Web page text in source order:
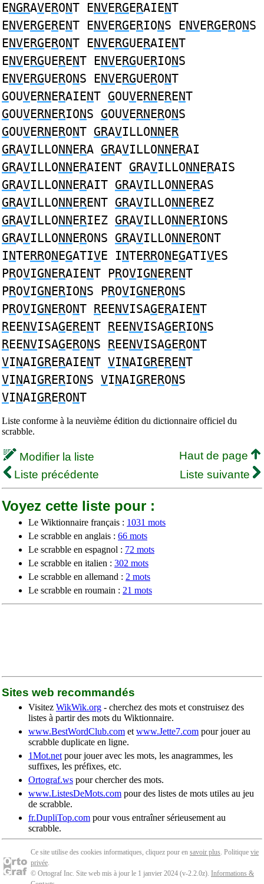
ENGRAVERONT ENVERGERAIENT
ENVERGERENT ENVERGERIONS ENVERGERONS
ENVERGERONT ENVERGUERAIENT
ENVERGUERENT ENVERGUERIONS
ENVERGUERONS ENVERGUERONT
GOUVERNERAIENT GOUVERNERENT
GOUVERNERIONS GOUVERNERONS
GOUVERNERONT GRAVILLONNER
GRAVILLONNERA GRAVILLONNERAI
GRAVILLONNERAIENT GRAVILLONNERAIS
GRAVILLONNERAIT GRAVILLONNERAS
GRAVILLONNERENT GRAVILLONNEREZ
GRAVILLONNERIEZ GRAVILLONNERIONS
GRAVILLONNERONS GRAVILLONNERONT
INTERRONEGATIVE INTERRONEGATIVES
PROVIGNERAIENT PROVIGNERENT
PROVIGNERIONS PROVIGNERONS
PROVIGNERONT REENVISAGERAIENT
REENVISAGERENT REENVISAGERIONS
REENVISAGERONS REENVISAGERONT
VINAIGRERAIENT VINAIGRERENT
VINAIGRERIONS VINAIGRERONS
VINAIGRERONT
Liste conforme à la neuvième édition du dictionnaire officiel du
scrabble.
Modifier la liste
Haut de page
Liste précédente
Liste suivante
Voyez cette liste pour :
Le Wiktionnaire français : 1031 mots
Le scrabble en anglais : 66 mots
Le scrabble en espagnol : 72 mots
Le scrabble en italien : 302 mots
Le scrabble en allemand : 2 mots
Le scrabble en roumain : 21 mots
Sites web recommandés
Visitez WikWik.org - cherchez des mots et construisez des
listes à partir des mots du Wiktionnaire.
www.BestWordClub.com et www.Jette7.com pour jouer au
scrabble duplicate en ligne.
1Mot.net pour jouer avec les mots, les anagrammes, les
suffixes, les préfixes, etc.
Ortograf.ws pour chercher des mots.
www.ListesDeMots.com pour des listes de mots utiles au jeu
de scrabble.
fr.DupliTop.com pour vous entraîner sérieusement au
scrabble.
Ce site utilise des cookies informatiques, cliquez pour en savoir plus. Politique vie
privée.
© Ortograf Inc. Site web mis à jour le 1 janvier 2024 (v-2.2.0z). Informations &